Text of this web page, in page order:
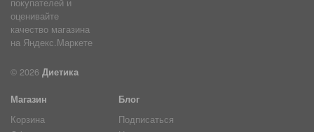
© 2026 Диетика
Магазин
Корзина
Блог
Подписаться